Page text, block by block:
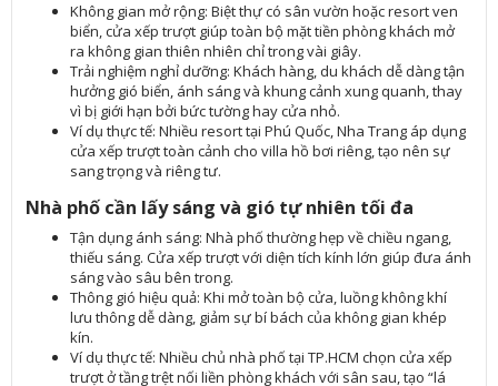
Không gian mở rộng: Biệt thự có sân vườn hoặc resort ven
biển, cửa xếp trượt giúp toàn bộ mặt tiền phòng khách mở
ra không gian thiên nhiên chỉ trong vài giây.
Trải nghiệm nghỉ dưỡng: Khách hàng, du khách dễ dàng tận
hưởng gió biển, ánh sáng và khung cảnh xung quanh, thay
vì bị giới hạn bởi bức tường hay cửa nhỏ.
Ví dụ thực tế: Nhiều resort tại Phú Quốc, Nha Trang áp dụng
cửa xếp trượt toàn cảnh cho villa hồ bơi riêng, tạo nên sự
sang trọng và riêng tư.
Nhà phố cần lấy sáng và gió tự nhiên tối đa
Tận dụng ánh sáng: Nhà phố thường hẹp về chiều ngang,
thiếu sáng. Cửa xếp trượt với diện tích kính lớn giúp đưa ánh
sáng vào sâu bên trong.
Thông gió hiệu quả: Khi mở toàn bộ cửa, luồng không khí
lưu thông dễ dàng, giảm sự bí bách của không gian khép
kín.
Ví dụ thực tế: Nhiều chủ nhà phố tại TP.HCM chọn cửa xếp
trượt ở tầng trệt nối liền phòng khách với sân sau, tạo “lá